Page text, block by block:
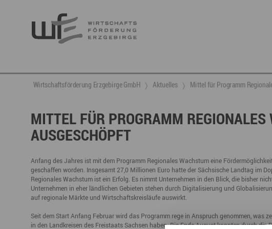
Berufsnachwuchs & Fachkräfte
Partner vernetzen
Talente integrieren
Fachkräfte finden
Nachwuchs finden
Talente finden
Talente binden
aktuelle Angebote & Projekte
Projekte
Wirtschaftsservice
Berufsnachwuchs & Fachkräfte
Gründung, Förderung und Investition
Innovation- und Technologietransfer
Annaberg
Neuigkeiten Presse
Veranstaltungen
Ansprechpartner & Kontakt
DGE
Wirtschaftsförderung Erzgebirge GmbH Aktuelles ​Mittel für Programm
​MITTEL FÜR PROGRAMM REGIONALES
AUSGESCHÖPFT
Anfang des Jahres ist mit dem Programm Regionales Wachstum eine
geschaffen worden. Insgesamt 27,0 Millionen Euro hatte der Sächsische Landtag im
Regionales Wachstum ist ein Erfolg. Es nimmt Unternehmen in den Blick, die bisher
Unternehmen in eher ländlichen Gebieten stehen durch Digitalisierung und
auf regionale Märkte und Wirtschaftskreisläufe auswirkt.
Seit dem Start Anfang Februar wird das Programm rege in Anspruch genommen, was
in den Landkreisen des Freistaats Sachsen haben. Bis Ende August konnten durch